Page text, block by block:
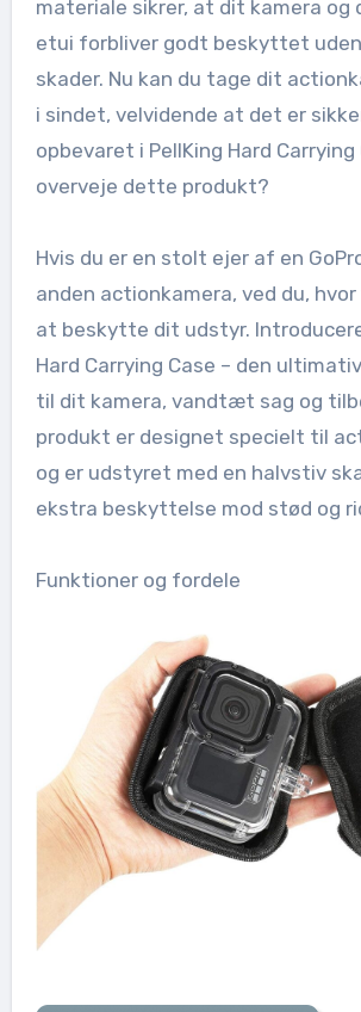
materiale sikrer, at dit kamera
etui forbliver godt beskyttet
skader. Nu kan du tage dit
i sindet, velvidende at det er
opbevaret i PellKing Hard
overveje dette produkt?
Hvis du er en stolt ejer af en
anden actionkamera, ved du,
at beskytte dit udstyr.
Hard Carrying Case – den
til dit kamera, vandtæt sag og
produkt er designet specielt til
og er udstyret med en halvstiv
ekstra beskyttelse mod stød og
Funktioner og fordele